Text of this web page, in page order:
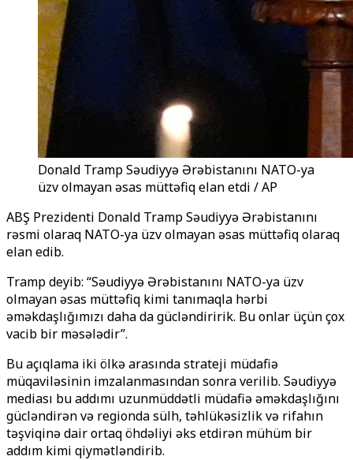
Donald Tramp Səudiyyə Ərəbistanını NATO-ya
üzv olmayan əsas müttəfiq elan etdi / AP
ABŞ Prezidenti Donald Tramp Səudiyyə Ərəbistanını
rəsmi olaraq NATO-ya üzv olmayan əsas müttəfiq olaraq
elan edib.
Tramp deyib: “Səudiyyə Ərəbistanını NATO-ya üzv
olmayan əsas müttəfiq kimi tanımaqla hərbi
əməkdaşlığımızı daha da gücləndiririk. Bu onlar üçün çox
vacib bir məsələdir’’.
Bu açıqlama iki ölkə arasında strateji müdafiə
müqaviləsinin imzalanmasından sonra verilib. Səudiyyə
mediası bu addımı uzunmüddətli müdafiə əməkdaşlığını
gücləndirən və regionda sülh, təhlükəsizlik və rifahın
təşviqinə dair ortaq öhdəliyi əks etdirən mühüm bir
addım kimi qiymətləndirib.